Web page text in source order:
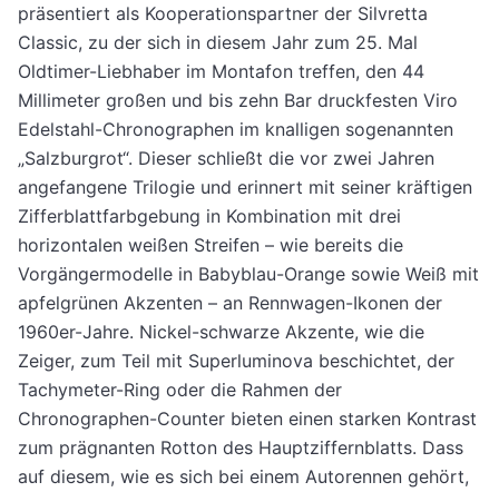
präsentiert als Kooperationspartner der Silvretta
Classic, zu der sich in diesem Jahr zum 25. Mal
Oldtimer-Liebhaber im Montafon treffen, den 44
Millimeter großen und bis zehn Bar druckfesten Viro
Edelstahl-Chronographen im knalligen sogenannten
„Salzburgrot“. Dieser schließt die vor zwei Jahren
angefangene Trilogie und erinnert mit seiner kräftigen
Zifferblattfarbgebung in Kombination mit drei
horizontalen weißen Streifen – wie bereits die
Vorgängermodelle in Babyblau-Orange sowie Weiß mit
apfelgrünen Akzenten – an Rennwagen-Ikonen der
1960er-Jahre. Nickel-schwarze Akzente, wie die
Zeiger, zum Teil mit Superluminova beschichtet, der
Tachymeter-Ring oder die Rahmen der
Chronographen-Counter bieten einen starken Kontrast
zum prägnanten Rotton des Hauptziffernblatts. Dass
auf diesem, wie es sich bei einem Autorennen gehört,